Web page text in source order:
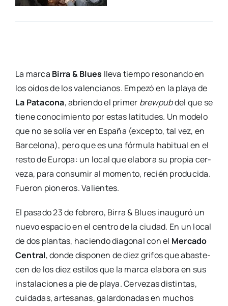
La mar­ca Birra & Blues lle­va tiem­po reso­nan­do en
los oídos de los valen­cia­nos. Empe­zó en la pla­ya de
La Pata­co­na, abrien­do el pri­mer brew­pubdel que se
tie­ne cono­ci­mien­to por estas lati­tu­des. Un mode­lo
que no se solía ver en Espa­ña (excep­to, tal vez, en
Bar­ce­lo­na), pero que es una fór­mu­la habi­tual en el
res­to de Euro­pa: un local que ela­bo­ra su pro­pia cer­
ve­za, para con­su­mir al momen­to, recién pro­du­ci­da.
Fue­ron pio­ne­ros. Valien­tes.
El pasa­do 23 de febre­ro, Birra & Blues inau­gu­ró un
nue­vo espa­cio en el cen­tro de la ciu­dad. En un local
de dos plan­tas, hacien­do dia­go­nal con el Mer­ca­do
Cen­tral, don­de dis­po­nen de diez gri­fos que abas­te­
cen de los diez esti­los que la mar­ca ela­bo­ra en sus
ins­ta­la­cio­nes a pie de pla­ya. Cer­ve­zas dis­tin­tas,
cui­da­das, arte­sa­nas, galar­do­na­das en muchos